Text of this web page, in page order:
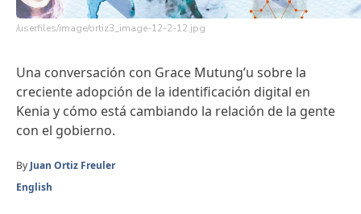
/userfiles/image/ortiz3_image-12-2-12.jpg
Una conversación con Grace Mutung’u sobre la
creciente adopción de la identificación digital en
Kenia y cómo está cambiando la relación de la gente
con el gobierno.
By Juan Ortiz Freuler
English